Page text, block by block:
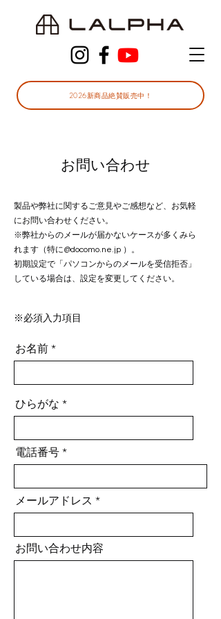
2026新商品絶賛販売中！
お問い合わせ
製品や弊社に関するご意見やご感想など、お気軽
にお問い合わせください。
※弊社からのメールが届かないケースが多くみら
れます（特に@docomo.ne.jp ）。
初期設定で「パソコンからのメールを受信拒否」
している場合は、設定を変更してください。
※必須入力項目
お名前
ひらがな
電話番号
メールアドレス
お問い合わせ内容